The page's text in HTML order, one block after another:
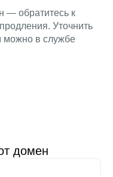
— обратитесь к
Уточнить
можно в службе
домен